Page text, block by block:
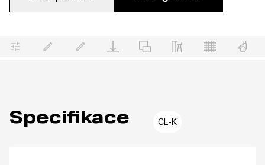
Specifikace CL-K